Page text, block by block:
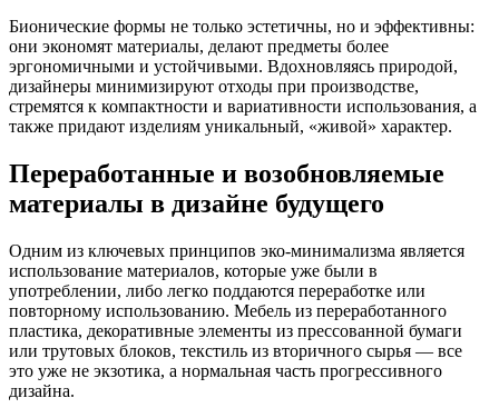
Бионические формы не только эстетичны, но и эффективны:
они экономят материалы, делают предметы более
эргономичными и устойчивыми. Вдохновляясь природой,
дизайнеры минимизируют отходы при производстве,
стремятся к компактности и вариативности использования, а
также придают изделиям уникальный, «живой» характер.
Переработанные и возобновляемые
материалы в дизайне будущего
Одним из ключевых принципов эко-минимализма является
использование материалов, которые уже были в
употреблении, либо легко поддаются переработке или
повторному использованию. Мебель из переработанного
пластика, декоративные элементы из прессованной бумаги
или трутовых блоков, текстиль из вторичного сырья — все
это уже не экзотика, а нормальная часть прогрессивного
дизайна.